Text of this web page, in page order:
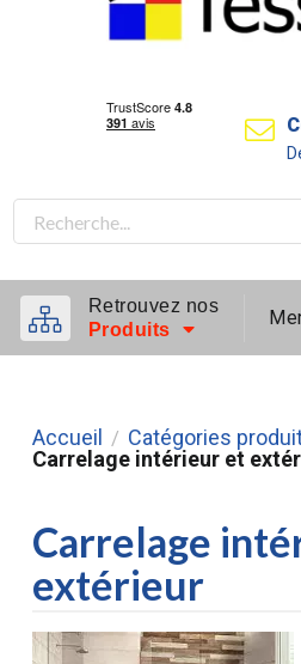
Retrouvez nos
Produits
Accueil / Catégories
Carrelage intérieur et
Carrelage
extérieur